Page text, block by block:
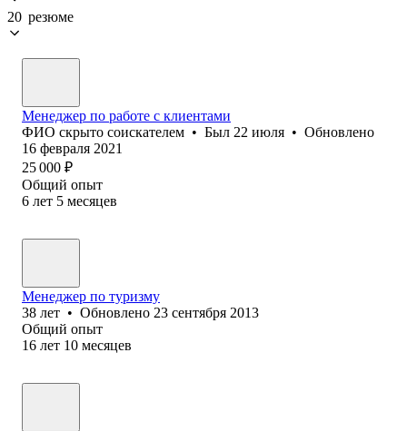
20 резюме
Менеджер по работе с клиентами
ФИО скрыто соискателем • Был 22 июля • Обновлено
16 февраля 2021
25 000 ₽
Общий опыт
6 лет 5 месяцев
Менеджер по туризму
38 лет • Обновлено 23 сентября 2013
Общий опыт
16 лет 10 месяцев